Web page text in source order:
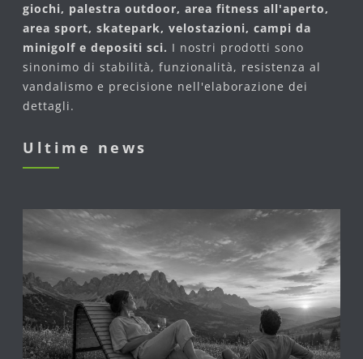
giochi, palestra outdoor, area fitness all'aperto,
area sport, skatepark, velostazioni, campi da
minigolf e depositi sci. I nostri prodotti sono
sinonimo di stabilità, funzionalità, resistenza al
vandalismo e precisione nell'elaborazione dei
dettagli.
Ultime news